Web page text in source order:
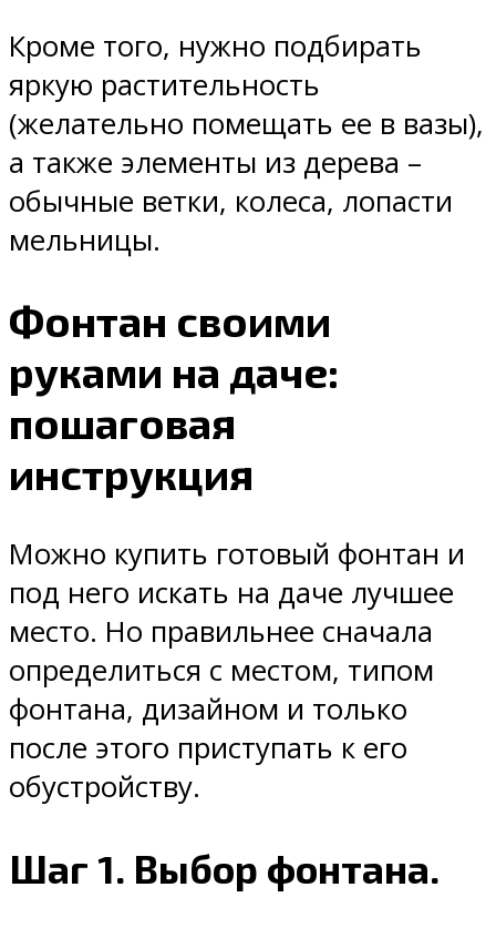
Кроме того, нужно подбирать
яркую растительность
(желательно помещать ее в вазы),
а также элементы из дерева –
обычные ветки, колеса, лопасти
мельницы.
Фонтан своими
руками на даче:
пошаговая
инструкция
Можно купить готовый фонтан и
под него искать на даче лучшее
место. Но правильнее сначала
определиться с местом, типом
фонтана, дизайном и только
после этого приступать к его
обустройству.
Шаг 1. Выбор фонтана.